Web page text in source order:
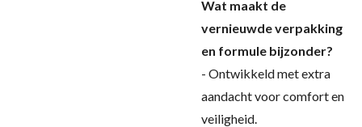
Wat maakt de
vernieuwde verpakking
en formule bijzonder?
- Ontwikkeld met extra
aandacht voor comfort en
veiligheid.